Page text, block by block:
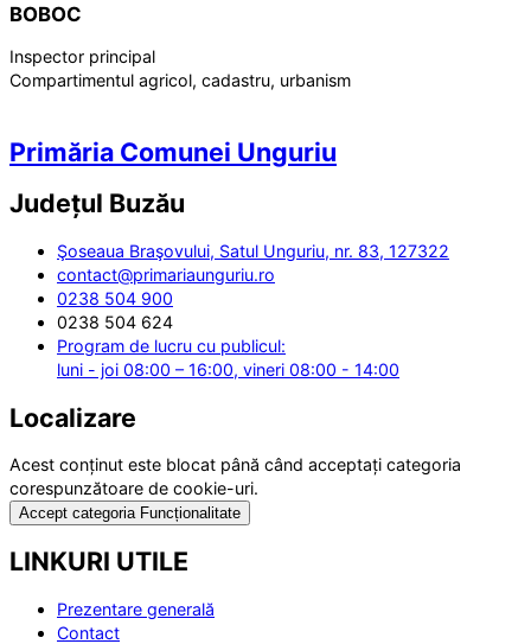
BOBOC
Inspector principal
Compartimentul agricol, cadastru, urbanism
Primăria Comunei Unguriu
Județul Buzău
Şoseaua Braşovului, Satul Unguriu, nr. 83, 127322
contact@primariaunguriu.ro
0238 504 900
0238 504 624
Program de lucru cu publicul:
luni - joi 08:00 – 16:00, vineri 08:00 - 14:00
Localizare
Acest conținut este blocat până când acceptați categoria
corespunzătoare de cookie-uri.
Accept categoria Funcționalitate
LINKURI UTILE
Prezentare generală
Contact